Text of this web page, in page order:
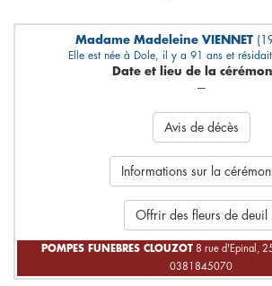
Madame Madeleine VIENNET
Elle est née à Dole, il y a 91 ans et
Date et lieu de la
---
Avis de décès
Informations sur la
Offrir des fleurs de deuil
POMPES FUNEBRES CLOUZOT 8 rue d'Epinal,
0381845070